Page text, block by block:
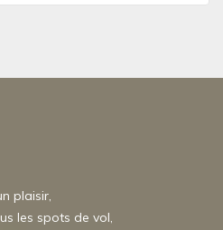
plaisir,
les spots de vol,